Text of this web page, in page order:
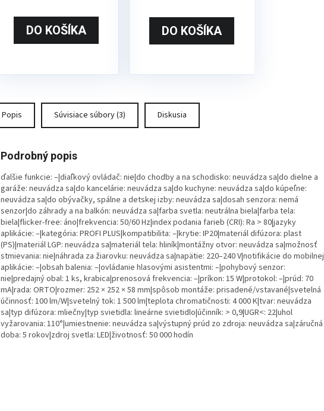
DO KOŠÍKA DO KOŠÍKA
Popis Súvisiace súbory (3) Diskusia
Podrobný popis
ďalšie funkcie: –|diaľkový ovládač: nie|do chodby a na schodisko: neuvádza sa|do dielne a
garáže: neuvádza sa|do kancelárie: neuvádza sa|do kuchyne: neuvádza sa|do kúpeľne:
neuvádza sa|do obývačky, spálne a detskej izby: neuvádza sa|dosah senzora: nemá
senzor|do záhrady a na balkón: neuvádza sa|farba svetla: neutrálna biela|farba tela:
biela|flicker-free: áno|frekvencia: 50/60 Hz|index podania farieb (CRI): Ra > 80|jazyky
aplikácie: –|kategória: PROFI PLUS|kompatibilita: –|krytie: IP20|materiál difúzora: plast
(PS)|materiál LGP: neuvádza sa|materiál tela: hliník|montážny otvor: neuvádza sa|možnosť
stmievania: nie|náhrada za žiarovku: neuvádza sa|napätie: 220–240 V|notifikácie do mobilnej
aplikácie: –|obsah balenia: –|ovládanie hlasovými asistentmi: –|pohybový senzor:
nie|predajný obal: 1 ks, krabica|prenosová frekvencia: –|príkon: 15 W|protokol: –|prúd: 70
mA|rada: ORTO|rozmer: 252 × 252 × 58 mm|spôsob montáže: prisadené/vstavané|svetelná
účinnosť: 100 lm/W|svetelný tok: 1 500 lm|teplota chromatičnosti: 4 000 K|tvar: neuvádza
sa|typ difúzora: mliečny|typ svietidla: lineárne svietidlo|účinník: > 0,9|UGR<: 22|uhol
vyžarovania: 110°|umiestnenie: neuvádza sa|výstupný prúd zo zdroja: neuvádza sa|záručná
doba: 5 rokov|zdroj svetla: LED|životnosť: 50 000 hodín